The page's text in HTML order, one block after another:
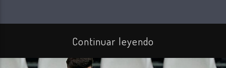
Continuar leyendo